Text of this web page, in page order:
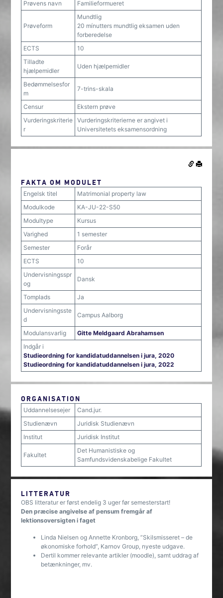
Prøvens navn Familieformueret
Prøveform
Mundtlig
20 mínutters mundtlig eksamen uden
forberedelse
ECTS
10
Tilladte
hjælpemidler
Uden hjælpemidler
Bedømmelsesfor
m
7-trins-skala
Censur
Ekstern prøve
Vurderingskriterie
r
Vurderingskriterierne er angivet i
Universitetets eksamensordning
FAKTA OM MODULET
Engelsk titel
Matrimonial property law
Modulkode
KA-JU-22-S50
Modultype
Kursus
Varighed
1 semester
Semester
Forår
ECTS
10
Undervisningsspr
og
Dansk
Tomplads
Ja
Undervisningsste
d
Campus Aalborg
Modulansvarlig
Gitte Meldgaard Abrahamsen
Indgår i
Studieordning for kandidatuddannelsen i jura, 2020
Studieordning for kandidatuddannelsen i jura, 2022
ORGANISATION
Uddannelsesejer
Cand.jur.
Studienævn
Juridisk Studienævn
Institut
Juridisk Institut
Fakultet
Det Humanistiske og
Samfundsvidenskabelige Fakultet
LITTERATUR
OBS litteratur er først endelig 3 uger før semesterstart!
Den præcise angivelse af pensum fremgår af
lektionsoversigten i faget
Linda Nielsen og Annette Kronborg, ”Skilsmisseret – de
økonomiske forhold”, Karnov Group, nyeste udgave.
Dertil kommer relevante artikler (moodle), samt uddrag af
betænkninger, mv.